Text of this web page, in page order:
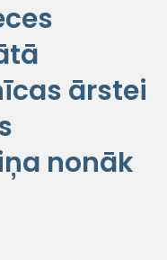
ārstei
nonāk